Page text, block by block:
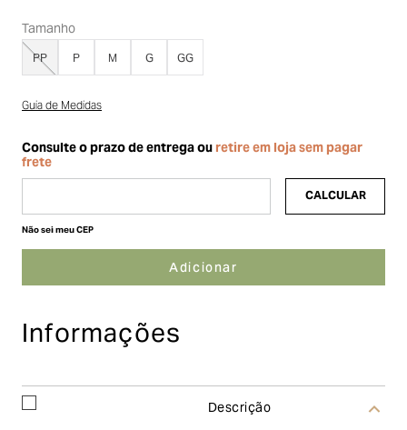
Tamanho
PP P M G GG
Guia de Medidas
Não sei meu CEP
Informações
Descrição